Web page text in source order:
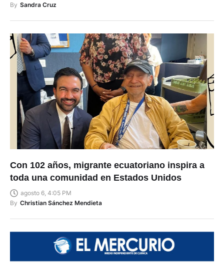
By Sandra Cruz
Con 102 años, migrante ecuatoriano inspira a
toda una comunidad en Estados Unidos
agosto 6, 4:05 PM
By Christian Sánchez Mendieta